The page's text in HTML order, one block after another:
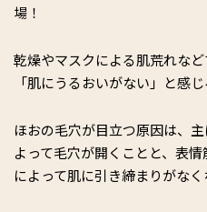
場！
乾燥やマスクによる肌荒れなど
「肌にうるおいがない」と感
ほおの毛穴が目立つ原因は、
よって毛穴が開くことと、表
によって肌に引き締まりがなく